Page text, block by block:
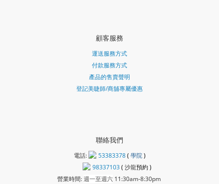
顧客服務
運送服務方式
付款服務方式
產品的售賣聲明
登記美睫師/商舖專屬優惠
聯絡我們
電話: 53383378( 學院)
98337103( 沙龍預約 )
營業時間:週一至週六11:30am-8:30pm